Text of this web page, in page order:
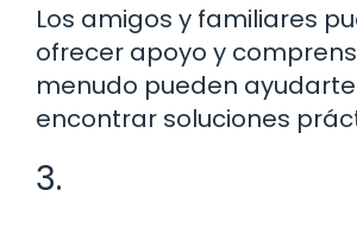
Los amigos y familiares
ofrecer apoyo y
menudo pueden
encontrar soluciones
3.